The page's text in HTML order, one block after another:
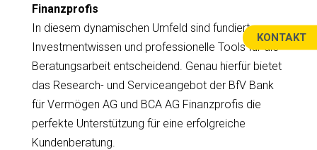
Finanzprofis
In diesem dynamischen Umfeld sind fundiertes
Investmentwissen und professionelle Tools für die
Beratungsarbeit entscheidend. Genau hierfür bietet
das Research- und Serviceangebot der BfV Bank
für Vermögen AG und BCA AG Finanzprofis die
perfekte Unterstützung für eine erfolgreiche
Kundenberatung.
KONTAKT